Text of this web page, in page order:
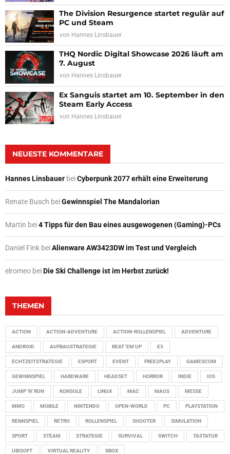
The Division Resurgence startet regulär auf
PC und Steam
von Hannes Linsbauer
THQ Nordic Digital Showcase 2026 läuft am
7. August
von Hannes Linsbauer
Ex Sanguis startet am 10. September in den
Steam Early Access
von Hannes Linsbauer
NEUESTE KOMMENTARE
Hannes Linsbauer beiCyberpunk 2077 erhält eine Erweiterung
Renate Busch beiGewinnspiel The Mandalorian
Martin bei4 Tipps für den Bau eines ausgewogenen (Gaming)-PCs
Daniel Fink beiAlienware AW3423DW im Test und Vergleich
elromeo beiDie Ski Challenge ist im Herbst zurück!
THEMEN
ACTION ACTION-ADVENTURE ACTION-ROLLENSPIEL ADVENTURE
ANDROID AUFBAUSTRATEGIE BEAT 'EM UP E3
ECHTZEITSTRATEGIE ESPORT EVENT FREE2PLAY GAMESCOM
GEWINNSPIEL HARDWARE HEADSET HORROR INDIE IOS
JUMP 'N' RUN KONSOLE LINUX MAC MAUS MESSE
MMO MOBILE NINTENDO OPEN-WORLD PC PLAYSTATION
RENNSPIEL RETRO ROLLENSPIEL SHOOTER SIMULATION
SPORT STEAM STRATEGIE SURVIVAL SWITCH TASTATUR
UBISOFT VIRTUAL REALITY XBOX